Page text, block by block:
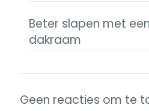
Beter slapen met
dakraam
Geen reacties om te